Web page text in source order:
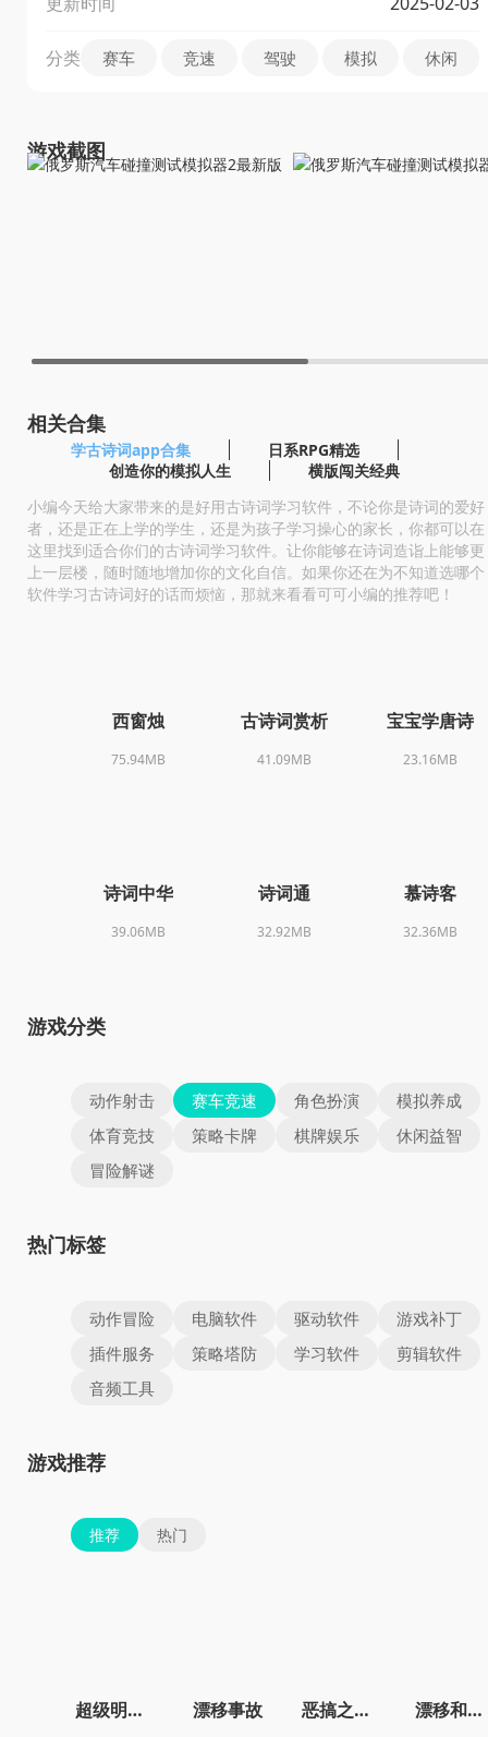
分类 赛车 竞速 驾驶 模拟 休闲
游戏截图
相关合集
学古诗词app合集
日系RPG精选
创造你的模拟人生
横版闯关经典
小编今天给大家带来的是好用古诗词学习软件，不论你是诗词的爱好
者，还是正在上学的学生，还是为孩子学习操心的家长，你都可以在
这里找到适合你们的古诗词学习软件。让你能够在诗词造诣上能够更
上一层楼，随时随地增加你的文化自信。如果你还在为不知道选哪个
软件学习古诗词好的话而烦恼，那就来看看可可小编的推荐吧！
西窗烛
75.94MB
古诗词赏析
41.09MB
宝宝学唐诗
23.16MB
诗词中华
39.06MB
诗词通
32.92MB
慕诗客
32.36MB
游戏分类
动作射击 赛车竞速 角色扮演
模拟养成
体育竞技
策略卡牌 棋牌娱乐
休闲益智
冒险解谜
热门标签
动作冒险 电脑软件 驱动软件
游戏补丁
插件服务
策略塔防 学习软件
剪辑软件
音频工具
游戏推荐
推荐 热门
超级明星赛车 漂移事故 恶搞之家卡丁车 漂移和事故模拟器